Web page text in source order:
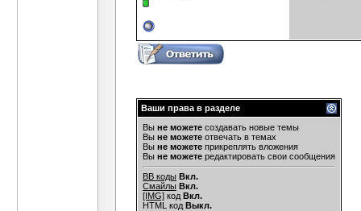
Ваши права в разделе
Вы не можете создавать новые темы
Вы не можете отвечать в темах
Вы не можете прикреплять вложения
Вы не можете редактировать свои сообщения
BB коды Вкл.
Смайлы Вкл.
[IMG] код Вкл.
HTML код Выкл.